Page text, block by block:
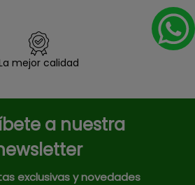
mejor calidad
a nuestra
exclusivas y novedades